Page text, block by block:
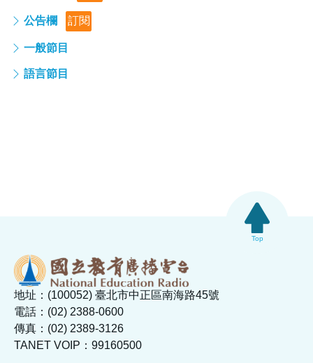
公告欄 訂閱
一般節目
語言節目
地址：(100052) 臺北市中正區南海路45號
電話：(02) 2388-0600
傳真：(02) 2389-3126
TANET VOIP：99160500
Top